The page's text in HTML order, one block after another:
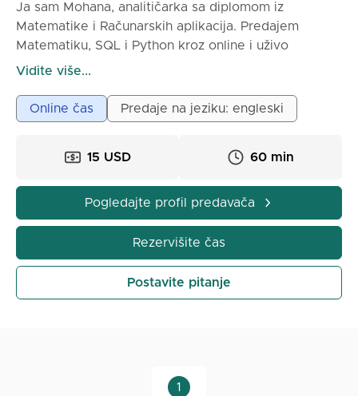
Ja sam Mohana, analitičarka sa diplomom iz
Matematike i Računarskih aplikacija. Predajem
Matematiku, SQL i Python kroz online i uživo
interaktivne sesije. Dodatno, mogu da predajem
fakulteta. Možete mi reći teme koje treba naučiti
dan ili dva dana pre lekcije, tako da mogu da
vaš investicija u moje sesije biti korisna.
Vidite više...
Online čas Predaje na jeziku: engleski
15 USD 60 min
Pogledajte profil predavača
Rezervišite čas
Postavite pitanje
1